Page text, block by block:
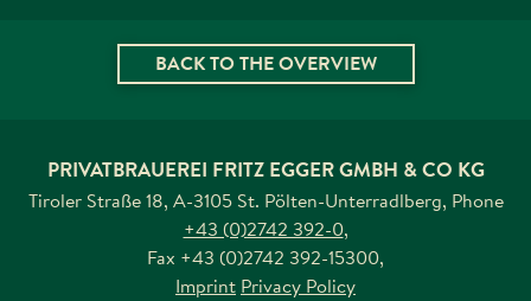
BACK TO THE OVERVIEW
PRIVATBRAUEREI FRITZ EGGER GMBH & CO KG
Tiroler Straße 18, A-3105 St. Pölten-Unterradlberg, Phone
+43 (0)2742 392-0,
Fax +43 (0)2742 392-15300,
Imprint Privacy Policy